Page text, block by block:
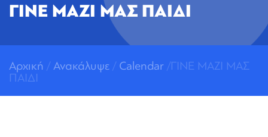
ΓΙΝΕ ΜΑΖΙ ΜΑΣ ΠΑΙΔΙ
Αρχική / Ανακάλυψε / Calendar /ΓΙΝΕ ΜΑΖΙ ΜΑΣ
ΠΑΙΔΙ